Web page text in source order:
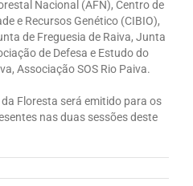
Nacional (AFN), Centro de
e Recursos Genético (CIBIO),
de Freguesia de Raiva, Junta
de Defesa e Estudo do
Associação SOS Rio Paiva.
Floresta será emitido para os
nas duas sessões deste